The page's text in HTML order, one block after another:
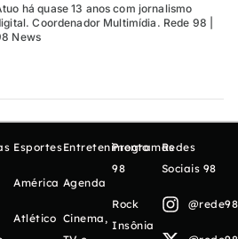
há quase 13 anos com jornalismo
Coordenador Multimídia. Rede 98 |
News
Esportes
América
Atlético
Entretenimento
Agenda
Cinema,
Programas
98
Rock
Insônia
Redes
Sociais 98